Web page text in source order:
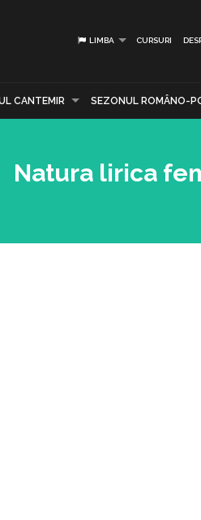
LIMBA CURSURI
CANTEMIR SEZONUL ROMÂNO-
Natura lirica